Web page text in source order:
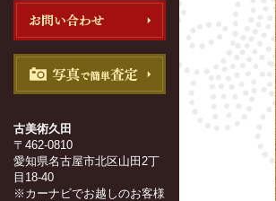
古美術久田
〒462-0810
愛知県名古屋市北区山田2丁
目18-40
※カーナビでお越しのお客様